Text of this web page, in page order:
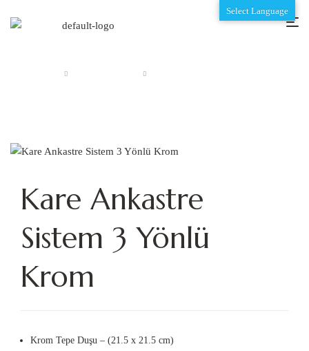
Kare Ankastre
Sistem 3 Yönlü
Krom
Krom Tepe Duşu – (21.5 x 21.5 cm)
Select Language